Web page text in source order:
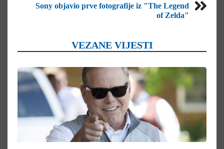
Sony objavio prve fotografije iz "The Legend
of Zelda"
VEZANE VIJESTI